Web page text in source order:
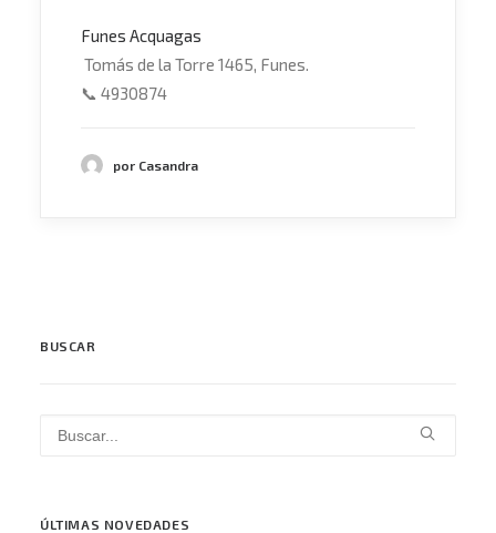
Funes Acquagas
Tomás de la Torre 1465, Funes.
📞 4930874
por Casandra
BUSCAR
ÚLTIMAS NOVEDADES